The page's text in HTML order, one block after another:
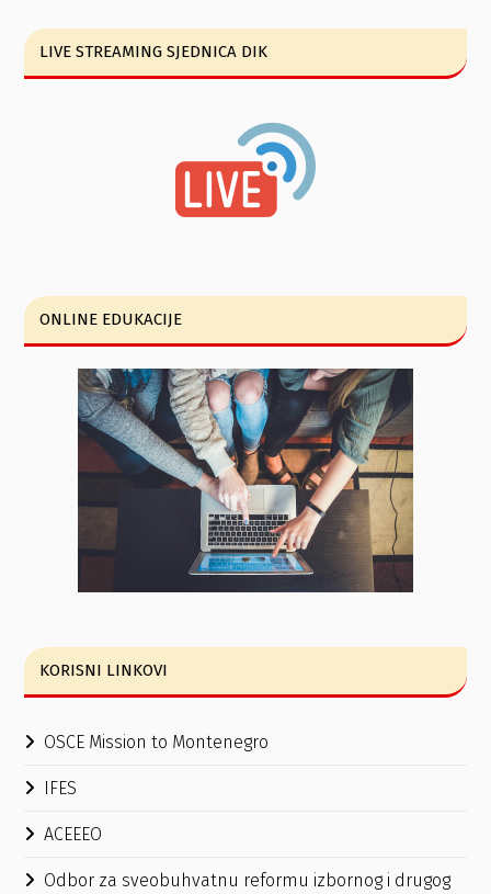
LIVE STREAMING SJEDNICA DIK
ONLINE EDUKACIJE
KORISNI LINKOVI
OSCE Mission to Montenegro
IFES
ACEEEO
Odbor za sveobuhvatnu reformu izbornog i drugog